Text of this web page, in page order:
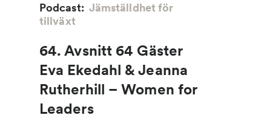
Podcast: Jämställdhet för
tillväxt
64. Avsnitt 64 Gäster
Eva Ekedahl & Jeanna
Rutherhill – Women for
Leaders